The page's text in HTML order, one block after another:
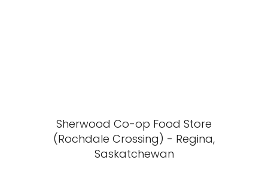
Sherwood Co-op Food Store
(Rochdale Crossing) - Regina,
Saskatchewan